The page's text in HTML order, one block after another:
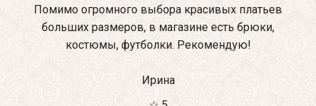
Помимо огромного выбора красивых платьев
больших размеров, в магазине есть брюки,
костюмы, футболки. Рекомендую!
Ирина